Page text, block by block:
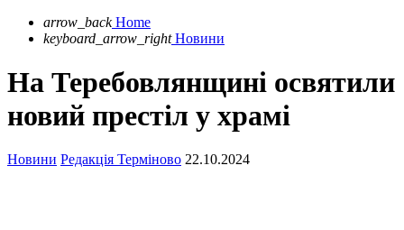
arrow_back Home
keyboard_arrow_right Новини
На Теребовлянщині освятили
новий престіл у храмі
Новини Редакція Терміново 22.10.2024